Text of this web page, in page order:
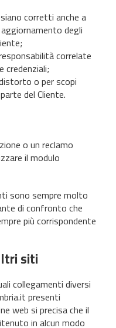
corretti anche a
degli
correlate
credenziali;
o per scopi
del Cliente.
o un reclamo
il modulo
sono sempre molto
di confronto che
più corrispondente
siti
collegamenti diversi
presenti
web si precisa che il
in alcun modo